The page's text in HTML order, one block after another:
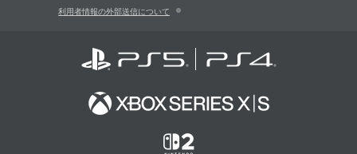
利用者情報の外部送信について